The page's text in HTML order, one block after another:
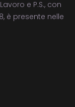
e P.S., con
è presente nelle